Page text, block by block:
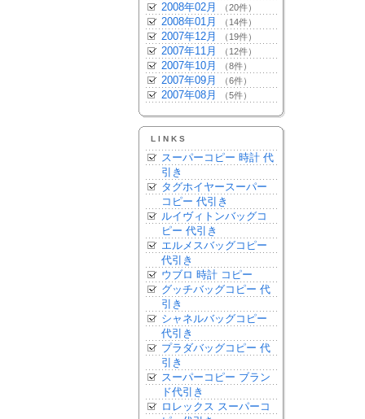
2008年02月 （20件）
2008年01月 （14件）
2007年12月 （19件）
2007年11月 （12件）
2007年10月 （8件）
2007年09月 （6件）
2007年08月 （5件）
LINKS
スーパーコピー 時計 代
引き
タグホイヤースーパー
コピー 代引き
ルイヴィトンバッグコ
ピー 代引き
エルメスバッグコピー
代引き
ウブロ 時計 コピー
グッチバッグコピー 代
引き
シャネルバッグコピー
代引き
プラダバッグコピー 代
引き
スーパーコピー ブラン
ド代引き
ロレックス スーパーコ